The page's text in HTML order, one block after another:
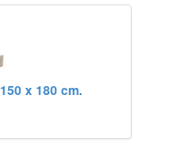
150 x 180 cm.